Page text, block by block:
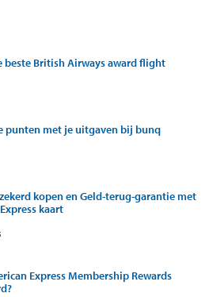
beste British Airways award flight
punten met je uitgaven bij bunq
kopen en Geld-terug-garantie met
kaart
Express Membership Rewards